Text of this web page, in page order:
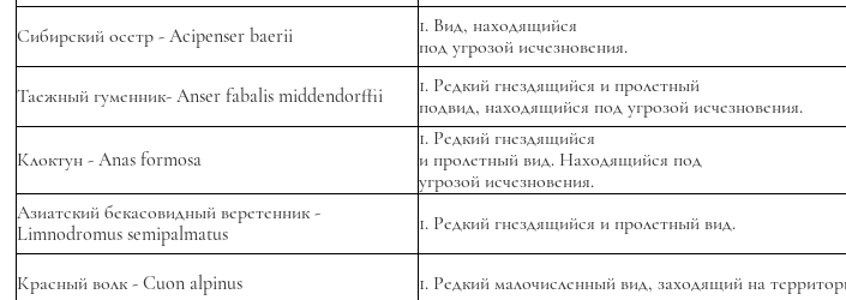
Сибирский осетр - Acipenser baerii
1. Вид, находящийся
под угрозой исчезновения.
Таежный гуменник- Anser fabalis middendorffii
1. Редкий гнездящийся и пролетный
подвид, находящийся под угрозой исчезновения.
Клоктун - Anas formosa
1. Редкий гнездящийся
и пролетный вид. Находящийся под
угрозой исчезновения.
Азиатский бекасовидный веретенник -
Limnodromus semipalmatus
1. Редкий гнездящийся и пролетный вид.
Красный волк - Cuon alpinus 1. Редкий малочисленный вид, заходящий на